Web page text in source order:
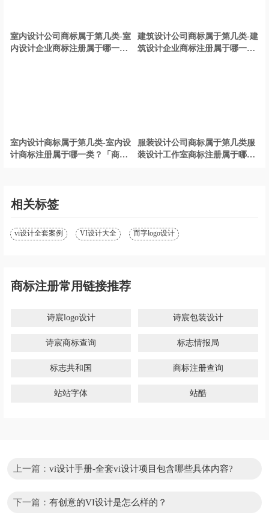
室内设计公司商标属于第几类-室
内设计企业商标注册属于哪一
建筑设计公司商标属于第几类-建
筑设计企业商标注册属于哪一
室内设计商标属于第几类-室内设
计商标注册属于哪一类？「商标
服装设计公司商标属于第几类服
装设计工作室商标注册属于哪一
相关标签
vi设计全套案例 VI设计大全 而字logo设计
商标注册常用链接推荐
诗宸logo设计 诗宸包装设计
诗宸商标查询 标志情报局
标志共和国 商标注册查询
站站字体 站酷
上一篇： vi设计手册-全套vi设计项目包含哪些具体内容?
下一篇： 有创意的VI设计是怎么样的？